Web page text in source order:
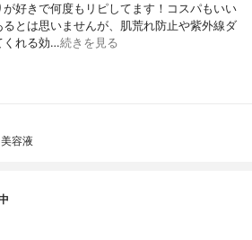
好きで何度もリピしてます！コスパもいい
とは思いませんが、肌荒れ防止や紫外線ダ
くれる効…続きを見る
容液